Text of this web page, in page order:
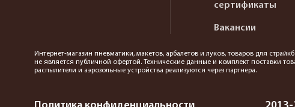
сертификаты
Вакансии
Интернет-магазин пневматики, макетов, арбалетов и луков, товаров для
не является публичной офертой. Технические данные и комплект поставки
распылители и аэрозольные устройства реализуются через партнера.